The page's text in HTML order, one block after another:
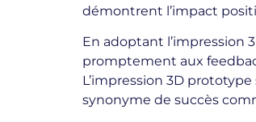
démontrent l’impact
En adoptant l’impression
promptement aux
L’impression 3D
synonyme de succès